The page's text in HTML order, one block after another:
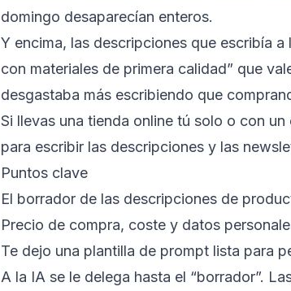
domingo desaparecían enteros.
Y encima, las descripciones que escribía
con materiales de primera calidad” que
desgastaba más escribiendo que
Si llevas una tienda online tú solo o con
para escribir las descripciones y las
Puntos clave
El borrador de las descripciones de
Precio de compra, coste y datos
Te dejo una plantilla de prompt lista para
A la IA se le delega hasta el “borrador”.